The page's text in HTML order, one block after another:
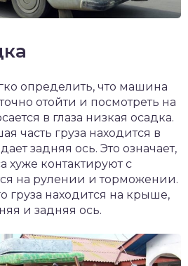
определить, что машина
отойти и посмотреть на
в глаза низкая осадка.
часть груза находится в
задняя ось. Это означает,
хуже контактируют с
на рулении и торможении.
груза находится на крыше,
и задняя ось.